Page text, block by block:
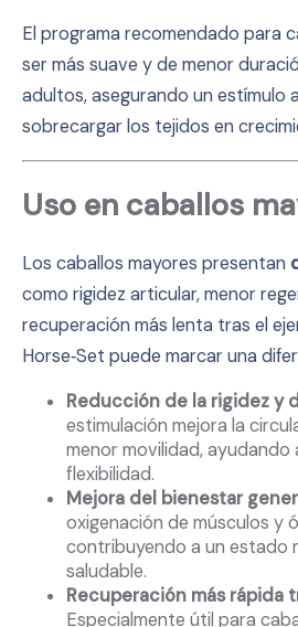
El programa recomendado para
ser más suave y de menor
adultos, asegurando un estímulo
sobrecargar los tejidos en
Uso en caballos
Los caballos mayores presentan
como rigidez articular, menor
recuperación más lenta tras el
Horse‑Set puede marcar una
Reducción de la rigidez y
estimulación mejora la
menor movilidad, ayudando
flexibilidad.
Mejora del bienestar
oxigenación de músculos y
contribuyendo a un estado
saludable.
Recuperación más rápida
Especialmente útil para